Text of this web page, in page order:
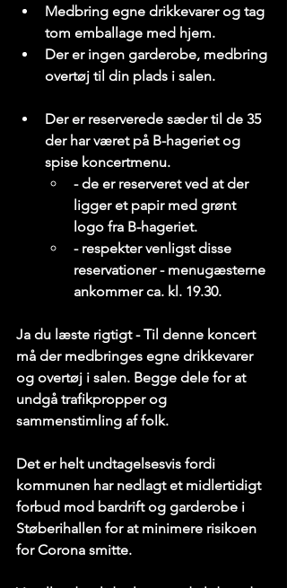
Medbring egne drikkevarer og tag
tom emballage med hjem.
Der er ingen garderobe, medbring
overtøj til din plads i salen.
Der er reserverede sæder til de 35
der har været på B-hageriet og
spise koncertmenu.
- de er reserveret ved at der
ligger et papir med grønt
logo fra B-hageriet.
- respekter venligst disse
reservationer - menugæsterne
ankommer ca. kl. 19.30.
Ja du læste rigtigt - Til denne koncert
må der medbringes egne drikkevarer
og overtøj i salen. Begge dele for at
undgå trafikpropper og
sammenstimling af folk.
Det er helt undtagelsesvis fordi
kommunen har nedlagt et midlertidigt
forbud mod bardrift og garderobe i
Støberihallen for at minimere risikoen
for Corona smitte.